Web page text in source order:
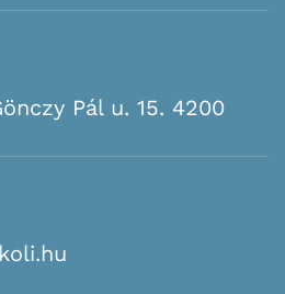
Pál u. 15. 4200